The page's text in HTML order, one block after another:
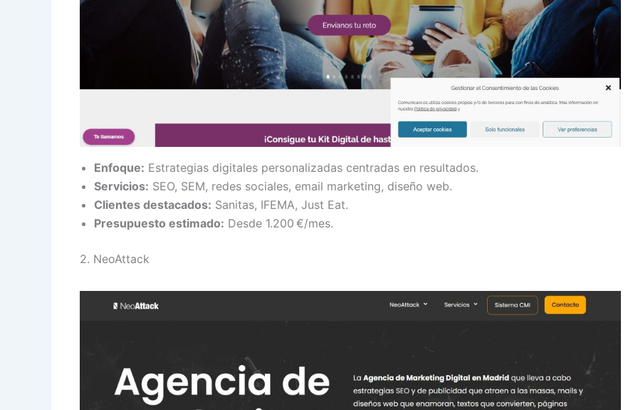
Enfoque: Estrategias digitales personalizadas centradas en resultados.
Servicios: SEO, SEM, redes sociales, email marketing, diseño web.
Clientes destacados: Sanitas, IFEMA, Just Eat.
Presupuesto estimado: Desde 1.200 €/mes.
2. NeoAttack